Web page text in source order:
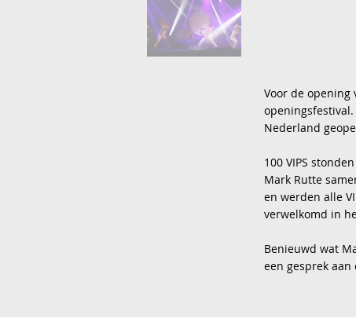
Voor de opening
Nederland
100 VIPS
Mark Rutte
en werden alle
verwelkomd in
Benieuwd wat
een gesprek aan